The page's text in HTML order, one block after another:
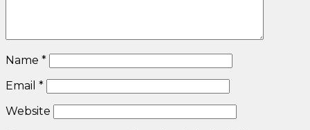
Name *
Email *
Website